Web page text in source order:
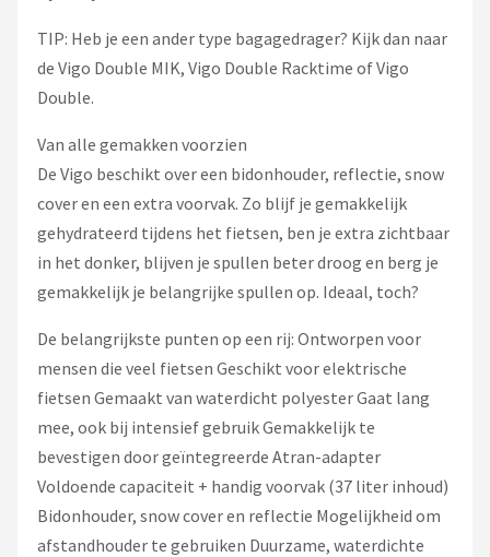
TIP: Heb je een ander type bagagedrager? Kijk dan naar
de Vigo Double MIK, Vigo Double Racktime of Vigo
Double.
Van alle gemakken voorzien
De Vigo beschikt over een bidonhouder, reflectie, snow
cover en een extra voorvak. Zo blijf je gemakkelijk
gehydrateerd tijdens het fietsen, ben je extra zichtbaar
in het donker, blijven je spullen beter droog en berg je
gemakkelijk je belangrijke spullen op. Ideaal, toch?
De belangrijkste punten op een rij: Ontworpen voor
mensen die veel fietsen Geschikt voor elektrische
fietsen Gemaakt van waterdicht polyester Gaat lang
mee, ook bij intensief gebruik Gemakkelijk te
bevestigen door geïntegreerde Atran-adapter
Voldoende capaciteit + handig voorvak (37 liter inhoud)
Bidonhouder, snow cover en reflectie Mogelijkheid om
afstandhouder te gebruiken Duurzame, waterdichte